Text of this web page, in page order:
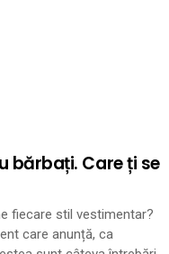
bărbați. Care ți se
fiecare stil vestimentar?
care anunță, ca